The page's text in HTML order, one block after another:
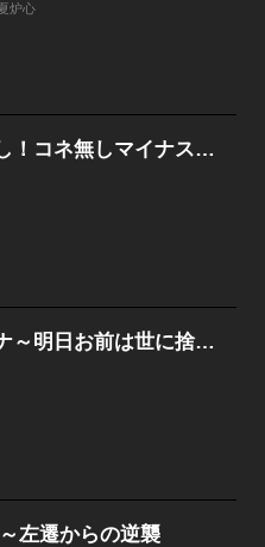
炉心
無王～職無し！コネ無しマイナス人生逆転劇場
復讐のアテナ～明日お前は世に捨てられる…
左遷からの逆襲